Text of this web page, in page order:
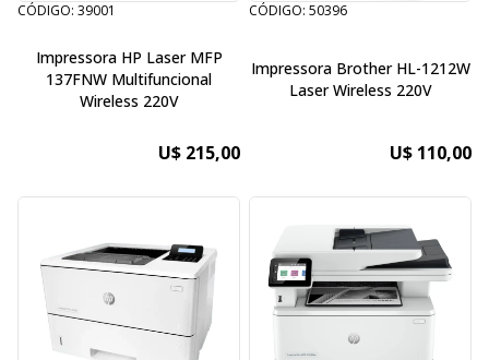
CÓDIGO: 39001
Impressora HP Laser MFP
137FNW Multifuncional
Wireless 220V
U$ 215,00
CÓDIGO: 50396
Impressora Brother HL-1212W
Laser Wireless 220V
U$ 110,00